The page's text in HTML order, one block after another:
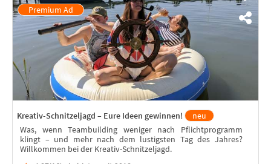
Kreativ-Schnitzeljagd – Eure Ideen gewinnen!
neu
Was, wenn Teambuilding weniger nach Pflichtprogramm
klingt – und mehr nach dem lustigsten Tag des Jahres?
Willkommen bei der Kreativ-Schnitzeljagd.